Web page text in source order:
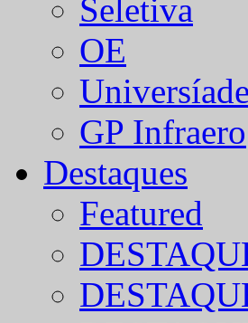
Seletiva
OE
Universíade
GP Infraero
Destaques
Featured